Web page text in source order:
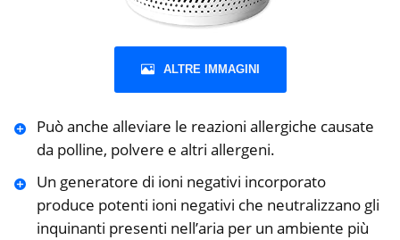
ALTRE IMMAGINI
Può anche alleviare le reazioni allergiche causate
da polline, polvere e altri allergeni.
Un generatore di ioni negativi incorporato
produce potenti ioni negativi che neutralizzano gli
inquinanti presenti nell’aria per un ambiente più